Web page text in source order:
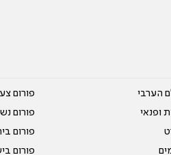
הערבי
ופנאי
פורום
פורום
פורום
פורום